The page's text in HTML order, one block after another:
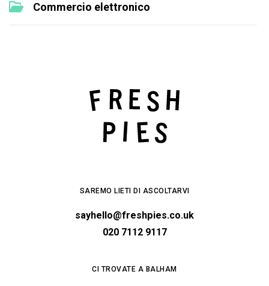
Commercio elettronico
SAREMO LIETI DI ASCOLTARVI
sayhello@freshpies.co.uk
020 7112 9117
CI TROVATE A BALHAM